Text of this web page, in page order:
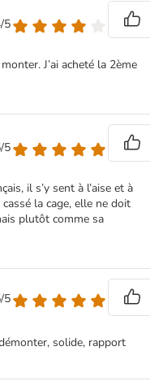
5
J’ai acheté la 2ème
5
il s’y sent à l’aise et à
la cage, elle ne doit
plutôt comme sa
5
solide, rapport